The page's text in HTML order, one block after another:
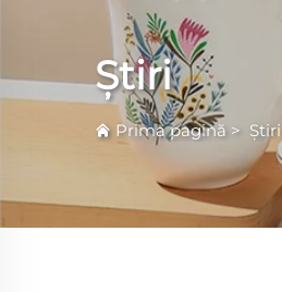
Știri
Prima pagină > Știri